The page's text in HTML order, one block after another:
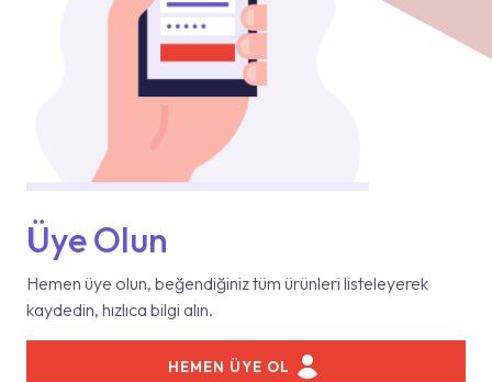
Üye Olun
Hemen üye olun, beğendiğiniz tüm ürünleri listeleyerek
kaydedin, hızlıca bilgi alın.
HEMEN ÜYE OL